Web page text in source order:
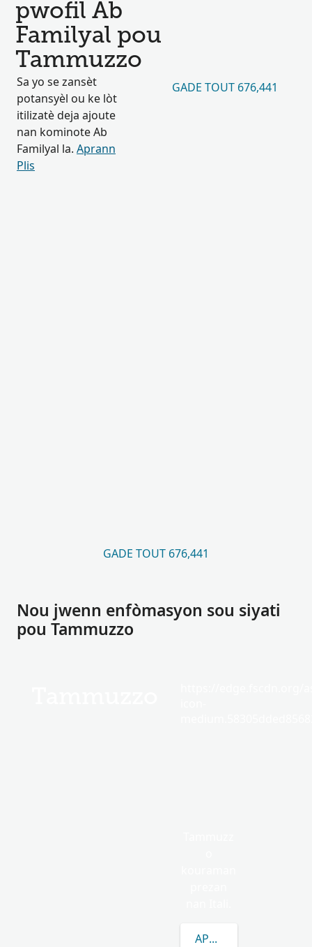
pwofil Ab
Familyal pou
Tammuzzo
Sa yo se zansèt
potansyèl ou ke lòt
itilizatè deja ajoute
nan kominote Ab
Familyal la. Aprann
Plis
GADE TOUT 676,441
GADE TOUT 676,441
Nou jwenn enfòmasyon sou siyati
pou Tammuzzo